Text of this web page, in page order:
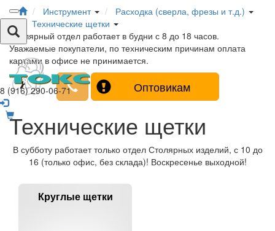
8 (916) 290-06-71
Инструмент
Расходка (сверла, фрезы и т.д.)
Технические щетки
Столярный отдел работает в будни с 8 до 18 часов.
Уважаемые покупатели, по техническим причинам оплата
картами в офисе не принимается.
Оптовикам
Технические щетки
В субботу работает только отдел Столярных изделий, с 10 до
16 (только офис, без склада)! Воскресенье выходной!
Круглые щетки